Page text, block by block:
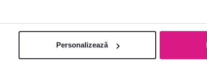
Personalizează
Lenka L. Stanislava S.